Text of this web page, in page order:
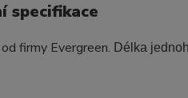
specifikace
firmy Evergreen. Délka